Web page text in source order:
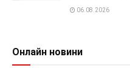
06.08.2026
Онлайн новини